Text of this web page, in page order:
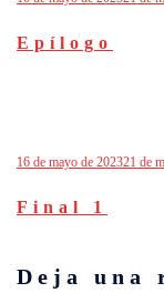
Epílogo
16 de mayo de 202321 de
Final 1
Deja una